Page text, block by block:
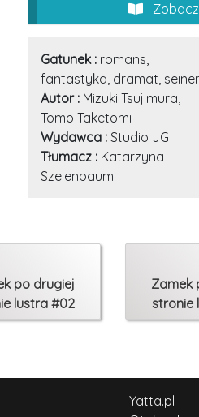
Gatunek : romans,
fantastyka, dramat,
Autor : Mizuki Tsujimura,
Tomo Taketomi
Wydawca : Studio JG
Tłumacz : Katarzyna
Szelenbaum
po drugiej
lustra #02
Zamek
stronie
Yatta.pl